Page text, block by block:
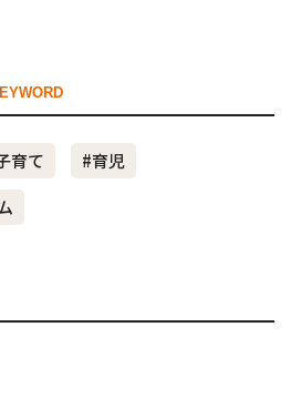
育て
#育児